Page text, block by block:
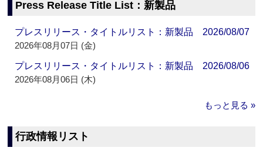
Press Release Title List：新製品
プレスリリース・タイトルリスト：新製品 2026/08/07
2026年08月07日 (金)
プレスリリース・タイトルリスト：新製品 2026/08/06
2026年08月06日 (木)
もっと見る »
行政情報リスト